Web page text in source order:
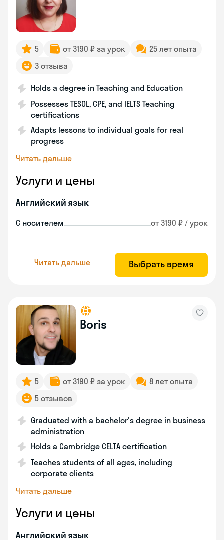
5 от 3190 ₽ за урок
25 лет опыта
3 отзыва
Holds a degree in Teaching and Education
Possesses TESOL, CPE, and IELTS Teaching
certifications
Adapts lessons to individual goals for real
progress
Читать дальше
Услуги и цены
Английский язык
С носителем от 3190 ₽ / урок
Читать дальше Выбрать время
Boris
5 от 3190 ₽ за урок
8 лет опыта
5 отзывов
Graduated with a bachelor's degree in business
administration
Holds a Cambridge CELTA certification
Teaches students of all ages, including
corporate clients
Читать дальше
Услуги и цены
Английский язык